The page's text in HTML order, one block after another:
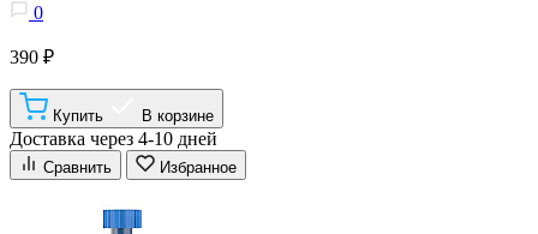
0
390 ₽
Купить В корзине
Доставка через 4-10 дней
Сравнить Избранное